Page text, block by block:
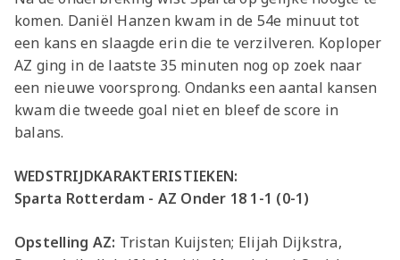
komen. Daniël Hanzen kwam in de 54e minuut tot
een kans en slaagde erin die te verzilveren. Koploper
AZ ging in de laatste 35 minuten nog op zoek naar
een nieuwe voorsprong. Ondanks een aantal kansen
kwam die tweede goal niet en bleef de score in
balans.
WEDSTRIJDKARAKTERISTIEKEN:
Sparta Rotterdam - AZ Onder 18 1-1 (0-1)
Opstelling AZ: Tristan Kuijsten; Elijah Dijkstra,